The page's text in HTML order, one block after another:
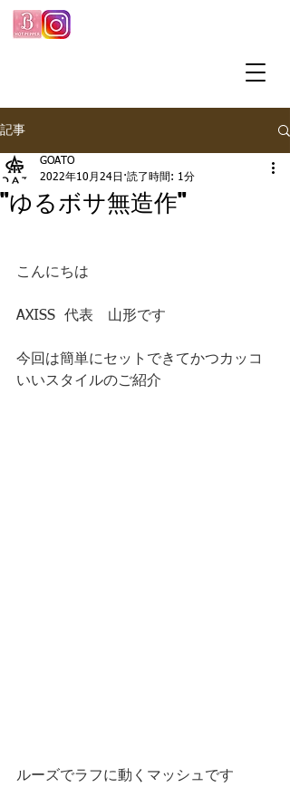
記事
"ゆるボサ無造作"
GOATO
2022年10月24日 読了時間: 1分
こんにちは
AXISS  代表　山形です
今回は簡単にセットできてかつカッコ
いいスタイルのご紹介
ルーズでラフに動くマッシュです